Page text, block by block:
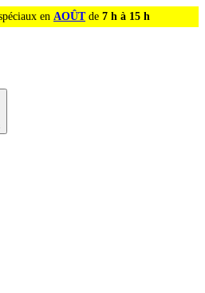
en AOÛTde 7 h à 15 h